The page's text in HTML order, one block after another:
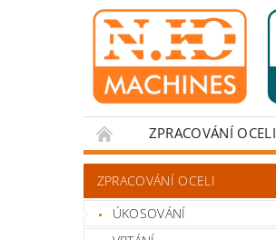
ZPRACOVÁNÍ OCELI
ZPRACOVÁNÍ OCELI
ÚKOSOVÁNÍ